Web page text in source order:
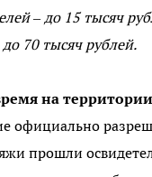
– до 15 тысяч
70 тысяч рублей.
на территории
официально
прошли